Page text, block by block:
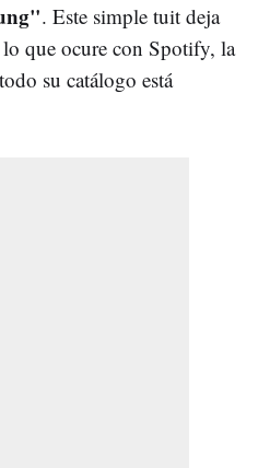
. Este simple tuit deja
que ocure con Spotify, la
su catálogo está